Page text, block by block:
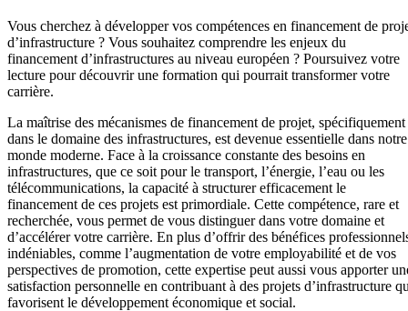
Vous cherchez à développer vos compétences en financement de
d’infrastructure ? Vous souhaitez comprendre les enjeux du
financement d’infrastructures au niveau européen ? Poursuivez votre
lecture pour découvrir une formation qui pourrait transformer votre
carrière.
La maîtrise des mécanismes de financement de projet, spécifiquement
dans le domaine des infrastructures, est devenue essentielle dans notre
monde moderne. Face à la croissance constante des besoins en
infrastructures, que ce soit pour le transport, l’énergie, l’eau ou les
télécommunications, la capacité à structurer efficacement le
financement de ces projets est primordiale. Cette compétence, rare et
recherchée, vous permet de vous distinguer dans votre domaine et
d’accélérer votre carrière. En plus d’offrir des bénéfices
indéniables, comme l’augmentation de votre employabilité et de vos
perspectives de promotion, cette expertise peut aussi vous apporter
satisfaction personnelle en contribuant à des projets d’infrastructure
favorisent le développement économique et social.